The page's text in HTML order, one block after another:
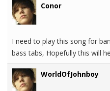
Conor
I need to play this song for
bass tabs, Hopefully this will
WorldOfJohnboy